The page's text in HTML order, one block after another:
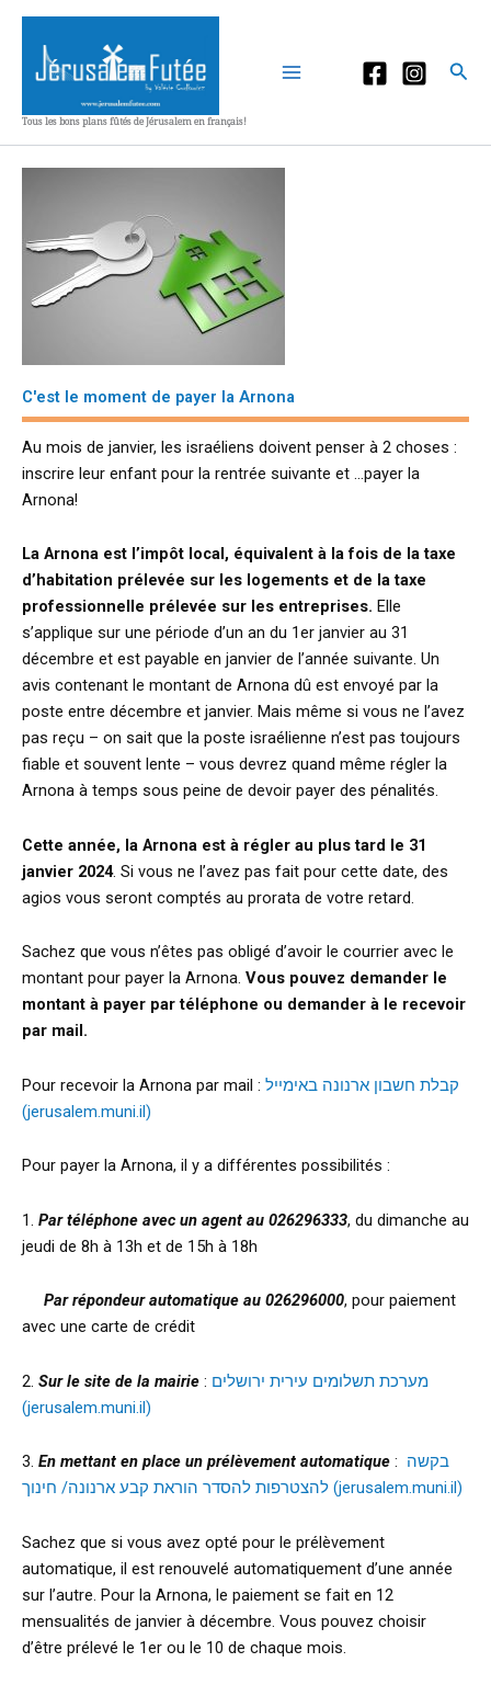
Aller
contenu
Tous les bons plans fûtés de Jérusalem en français!
C'est le moment de payer la Arnona
Au mois de janvier, les israéliens doivent penser à 2 choses :
inscrire leur enfant pour la rentrée suivante et …payer la
Arnona!
La Arnona est l’impôt local, équivalent à la fois de la taxe
d’habitation prélevée sur les logements et de la taxe
professionnelle prélevée sur les entreprises. Elle
s’applique sur une période d’un an du 1er janvier au 31
décembre et est payable en janvier de l’année suivante. Un
avis contenant le montant de Arnona dû est envoyé par la
poste entre décembre et janvier. Mais même si vous ne l’avez
pas reçu – on sait que la poste israélienne n’est pas toujours
fiable et souvent lente – vous devrez quand même régler la
Arnona à temps sous peine de devoir payer des pénalités.
Cette année, la Arnona est à régler au plus tard le 31
janvier 2024. Si vous ne l’avez pas fait pour cette date, des
agios vous seront comptés au prorata de votre retard.
Sachez que vous n’êtes pas obligé d’avoir le courrier avec le
montant pour payer la Arnona. Vous pouvez demander le
montant à payer par téléphone ou demander à le recevoir
par mail.
Pour recevoir la Arnona par mail : קבלת חשבון ארנונה באימייל
(jerusalem.muni.il)
Pour payer la Arnona, il y a différentes possibilités :
1. Par téléphone avec un agent au 026296333, du dimanche au
jeudi de 8h à 13h et de 15h à 18h
Par répondeur automatique au 026296000, pour paiement
avec une carte de crédit
2. Sur le site de la mairie : מערכת תשלומים עירית ירושלים
(jerusalem.muni.il)
3. En mettant en place un prélèvement automatique : בקשה
להצטרפות להסדר הוראת קבע ארנונה/ חינוך (jerusalem.muni.il)
Sachez que si vous avez opté pour le prélèvement
automatique, il est renouvelé automatiquement d’une année
sur l’autre. Pour la Arnona, le paiement se fait en 12
mensualités de janvier à décembre. Vous pouvez choisir
d’être prélevé le 1er ou le 10 de chaque mois.